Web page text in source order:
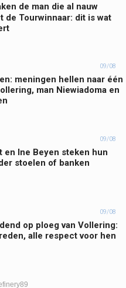
de man die al nauw
de Tourwinnaar: dit is wat
09/08
meningen hellen naar één
man Niewiadoma en
09/08
en Ine Beyen steken hun
stoelen of banken
09/08
op ploeg van Vollering:
alle respect voor hen